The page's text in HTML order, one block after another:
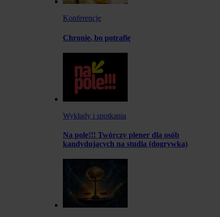
Konferencje
Chronię, bo potrafię
Wykłady i spotkania
Na pole!!! Twórczy plener dla osób
kandydujących na studia (dogrywka)